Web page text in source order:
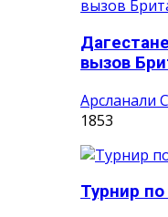
вызов
Арсланали
1853
Турнир